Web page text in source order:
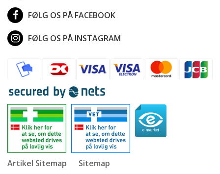
FØLG OS PÅ FACEBOOK
FØLG OS PÅ INSTAGRAM
Artikel Sitemap Sitemap